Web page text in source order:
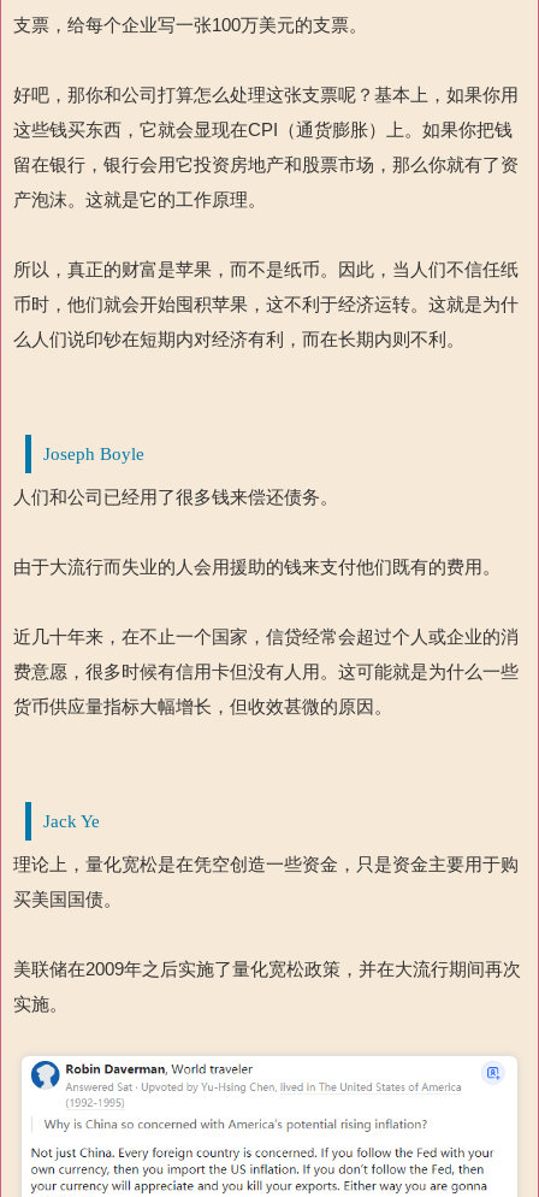
支票，给每个企业写一张100万美元的支票。
好吧，那你和公司打算怎么处理这张支票呢？基本上，如果你用
这些钱买东西，它就会显现在CPI（通货膨胀）上。如果你把钱
留在银行，银行会用它投资房地产和股票市场，那么你就有了资
产泡沫。这就是它的工作原理。
所以，真正的财富是苹果，而不是纸币。因此，当人们不信任纸
币时，他们就会开始囤积苹果，这不利于经济运转。这就是为什
么人们说印钞在短期内对经济有利，而在长期内则不利。
Joseph Boyle
人们和公司已经用了很多钱来偿还债务。
由于大流行而失业的人会用援助的钱来支付他们既有的费用。
近几十年来，在不止一个国家，信贷经常会超过个人或企业的消
费意愿，很多时候有信用卡但没有人用。这可能就是为什么一些
货币供应量指标大幅增长，但收效甚微的原因。
Jack Ye
理论上，量化宽松是在凭空创造一些资金，只是资金主要用于购
买美国国债。
美联储在2009年之后实施了量化宽松政策，并在大流行期间再次
实施。